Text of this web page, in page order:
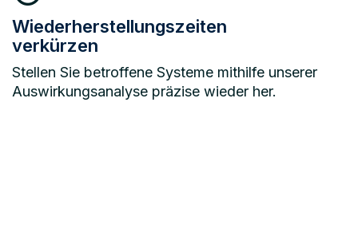
Wiederherstellungszeiten
verkürzen
Stellen Sie betroffene Systeme mithilfe unserer
Auswirkungsanalyse präzise wieder her.